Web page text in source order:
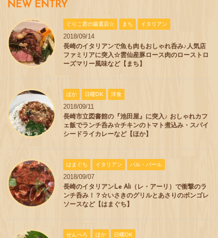
NEW ENTRY
ぐりこ君の厳選店☆ まち イタリアン
2018/09/14
長崎のイタリアンで魚も肉もおしゃれ呑み♪人気店
ファミリアに突入☆雲仙産豚ロース肉のローストロ
ーズマリー風味など【まち】
ほか 日曜OK 洋食
2018/09/11
長崎市立図書館の『池田屋』に突入♪ おしゃれカフ
ェ飯でランチ呑み☆チキンのトマト煮込み・スパイ
シードライカレーなど【ほか】
はまぐち イタリアン バル・バール
2018/09/07
長崎のイタリアンLe Ali（レ・アーリ）で衝撃のラ
ンチ呑み！？☆いさきのグリルとあさりのボンゴレ
ソースなど【はまぐち】
せんべろ ほか 日曜OK